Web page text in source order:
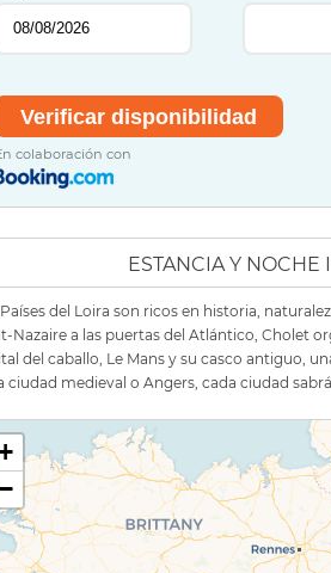
colaboración con
ESTANCIA Y NOCHE
del Loira son ricos en historia,
Nazaire a las puertas del Atlántico, Cholet
del caballo, Le Mans y su casco antiguo,
ciudad medieval o Angers, cada ciudad